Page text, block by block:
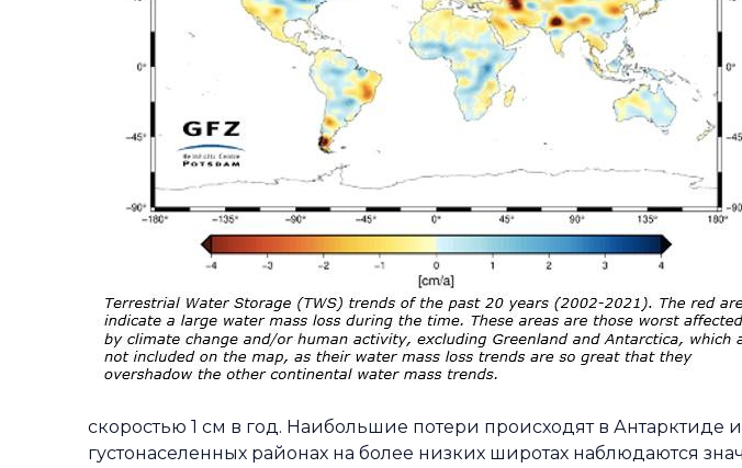
скоростью 1 см в год. Наибольшие потери происходят в Антарктиде
густонаселенных районах на более низких широтах наблюдаются